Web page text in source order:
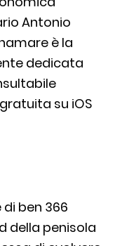
Antonio
è la
dedicata
su iOS
ben 366
della penisola